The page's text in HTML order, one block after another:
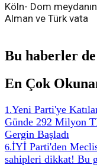
Köln- Dom
Alman ve Türk vata
Bu haberler
En Çok
1 .Yeni Parti'ye
Günde 292 Milyon
Gergin Başladı
6.İYİ Parti'den
sahipleri dikkat! Bu